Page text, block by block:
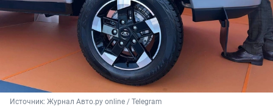
Источник: Журнал Авто.ру online / Telegram